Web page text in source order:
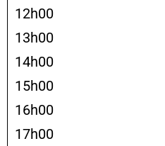
12h00
13h00
14h00
15h00
16h00
17h00